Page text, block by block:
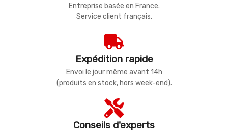
Entreprise basée en France.
Service client français.
Expédition rapide
Envoi le jour même avant 14h
(produits en stock, hors week-end).
Conseils d'experts